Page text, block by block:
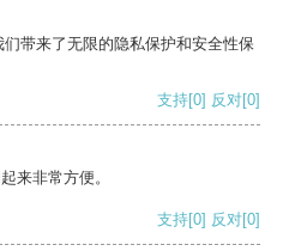
带来了无限的隐私保护和安全性保
支持[0] 反对[0]
来非常方便。
支持[0] 反对[0]